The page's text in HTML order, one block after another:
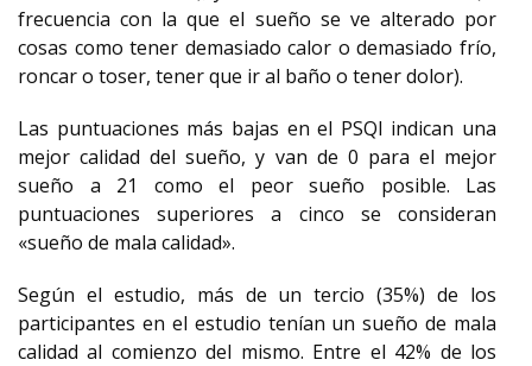
frecuencia con la que el sueño se ve alterado por
cosas como tener demasiado calor o demasiado frío,
roncar o toser, tener que ir al baño o tener dolor).
Las puntuaciones más bajas en el PSQI indican una
mejor calidad del sueño, y van de 0 para el mejor
sueño a 21 como el peor sueño posible. Las
puntuaciones superiores a cinco se consideran
«sueño de mala calidad».
Según el estudio, más de un tercio (35%) de los
participantes en el estudio tenían un sueño de mala
calidad al comienzo del mismo. Entre el 42% de los